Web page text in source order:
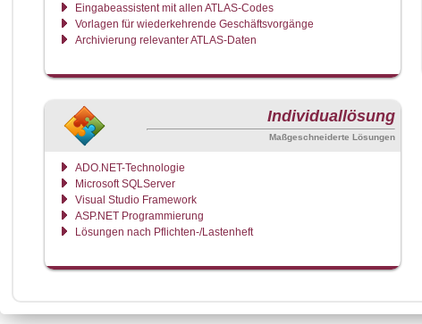
Eingabeassistent mit allen ATLAS-Codes
Vorlagen für wiederkehrende Geschäftsvorgänge
Archivierung relevanter ATLAS-Daten
Individuallösung
Maßgeschneiderte Lösungen
ADO.NET-Technologie
Microsoft SQLServer
Visual Studio Framework
ASP.NET Programmierung
Lösungen nach Pflichten-/Lastenheft